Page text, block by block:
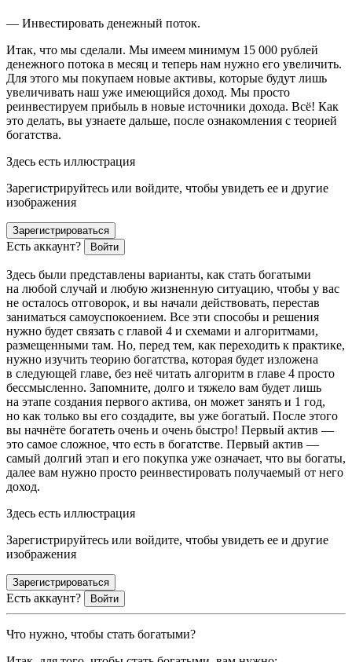
— Инвестировать денежный поток.
Итак, что мы сделали. Мы имеем минимум 15 000 рублей
денежного потока в месяц и теперь нам нужно его увеличить.
Для этого мы покупаем новые активы, которые будут лишь
увеличивать наш уже имеющийся доход. Мы просто
реинвестируем прибыль в новые источники дохода. Всё! Как
это делать, вы узнаете дальше, после ознакомления с теорией
богатства.
Здесь есть иллюстрация
Зарегистрируйтесь или войдите, чтобы увидеть ее и другие
изображения
Зарегистрироваться
Есть аккаунт? Войти
Здесь были представлены варианты, как стать богатыми
на любой случай и любую жизненную ситуацию, чтобы у вас
не осталось отговорок, и вы начали действовать, перестав
заниматься самоуспокоением. Все эти способы и решения
нужно будет связать с главой 4 и схемами и алгоритмами,
размещенными там. Но, перед тем, как переходить к практике,
нужно изучить теорию богатства, которая будет изложена
в следующей главе, без неё читать алгоритм в главе 4 просто
бессмысленно. Запомните, долго и тяжело вам будет лишь
на этапе создания первого актива, он может занять и 1 год,
но как только вы его создадите, вы уже богатый. После этого
вы начнёте богатеть очень и очень быстро! Первый актив —
это самое сложное, что есть в богатстве. Первый актив —
самый долгий этап и его покупка уже означает, что вы богаты,
далее вам нужно просто реинвестировать получаемый от него
доход.
Здесь есть иллюстрация
Зарегистрируйтесь или войдите, чтобы увидеть ее и другие
изображения
Зарегистрироваться
Есть аккаунт? Войти
Что нужно, чтобы стать богатыми?